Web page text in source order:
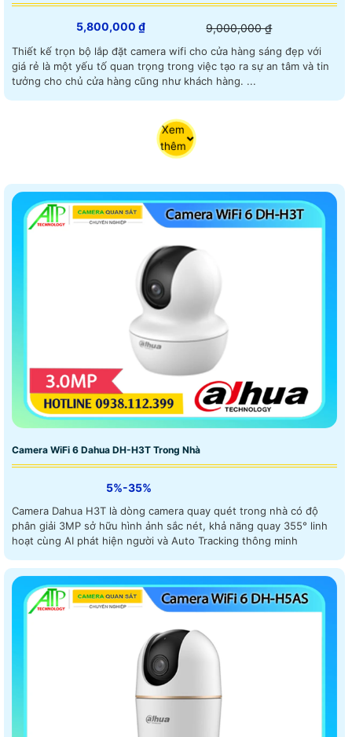
5,800,000 ₫ 9,000,000 ₫
Thiết kế trọn bộ lắp đặt camera wifi cho cửa hàng sáng đẹp với
giá rẻ là một yếu tố quan trọng trong việc tạo ra sự an tâm và tin
tưởng cho chủ cửa hàng cũng như khách hàng. ...
Xem
thêm
Camera WiFi 6 Dahua DH-H3T Trong Nhà
5%-35%
Camera Dahua H3T là dòng camera quay quét trong nhà có độ
phân giải 3MP sở hữu hình ảnh sắc nét, khả năng quay 355° linh
hoạt cùng AI phát hiện người và Auto Tracking thông minh